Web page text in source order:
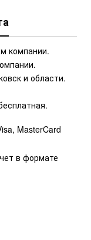
компании.
и области.
MasterCard
в формате